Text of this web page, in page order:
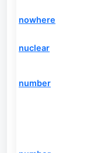
nowhere
nuclear
number